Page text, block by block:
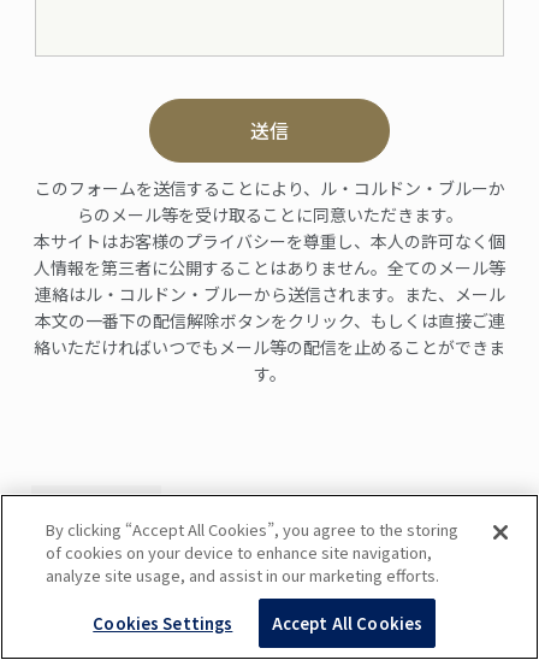
送信
このフォームを送信することにより、ル・コルドン・ブルーか
らのメール等を受け取ることに同意いただきます。
本サイトはお客様のプライバシーを尊重し、本人の許可なく個
人情報を第三者に公開することはありません。全てのメール等
連絡はル・コルドン・ブルーから送信されます。また、メール
本文の一番下の配信解除ボタンをクリック、もしくは直接ご連
絡いただければいつでもメール等の配信を止めることができま
す。
By clicking “Accept All Cookies”, you agree to the storing
of cookies on your device to enhance site navigation,
analyze site usage, and assist in our marketing efforts.
Cookies Settings Accept All Cookies